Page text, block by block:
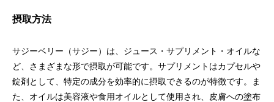
摂取方法
サジーベリー（サジー）は、ジュース・サプリメント・オイルな
ど、さまざまな形で摂取が可能です。サプリメントはカプセルや
錠剤として、特定の成分を効率的に摂取できるのが特徴です。ま
た、オイルは美容液や食用オイルとして使用され、皮膚への塗布